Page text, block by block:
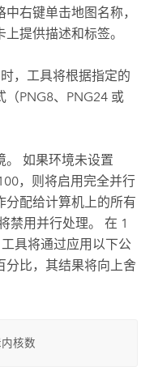
中右键单击地图名称，
上提供描述和标签。
，工具将根据指定的
（PNG8、PNG24 或
。 如果环境未设置
，则将启用完全并行
分配给计算机上的所有
禁用并行处理。 在 1
具将通过应用以下公
分比，其结果将向上舍
核数